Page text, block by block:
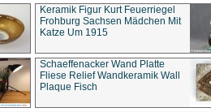
Keramik Figur Kurt Feuerriegel
Frohburg Sachsen Mädchen Mit
Katze Um 1915
Schaeffenacker Wand Platte
Fliese Relief Wandkeramik Wall
Plaque Fisch